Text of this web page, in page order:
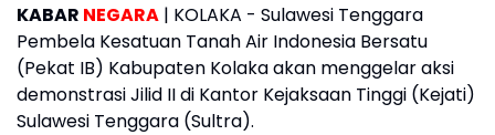
KABAR NEGARA | KOLAKA - Sulawesi Tenggara
Pembela Kesatuan Tanah Air Indonesia Bersatu
(Pekat IB) Kabupaten Kolaka akan menggelar aksi
demonstrasi Jilid II di Kantor Kejaksaan Tinggi (Kejati)
Sulawesi Tenggara (Sultra).